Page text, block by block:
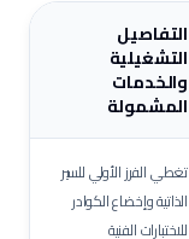
التفاصيل
التشغيلية
والخدمات
المشمولة
تغطي الفرز الأولي للسير
الذاتية وإخضاع الكوادر
للاختبارات الفنية